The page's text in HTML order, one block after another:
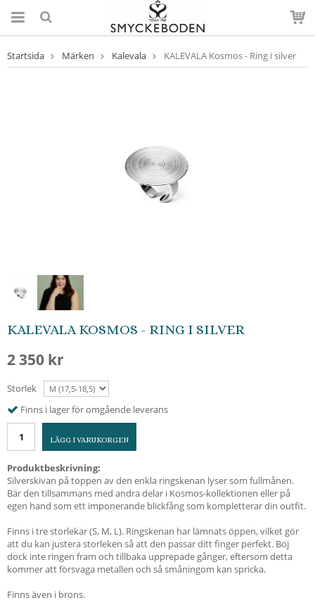
Startsida Märken Kalevala KALEVALA Kosmos - Ring i silver
KALEVALA KOSMOS - RING I SILVER
2 350 kr
Storlek
Finns i lager för omgående leverans
LÄGG I VARUKORGEN
Produktbeskrivning:
Silverskivan på toppen av den enkla ringskenan lyser som fullmånen.
Bär den tillsammans med andra delar i Kosmos-kollektionen eller på
egen hand som ett imponerande blickfång som kompletterar din outfit.
Finns i tre storlekar (S, M, L). Ringskenan har lämnats öppen, vilket gör
att du kan justera storleken så att den passar ditt finger perfekt. Böj
dock inte ringen fram och tillbaka upprepade gånger, eftersom detta
kommer att försvaga metallen och så småningom kan spricka.
Finns även i brons.